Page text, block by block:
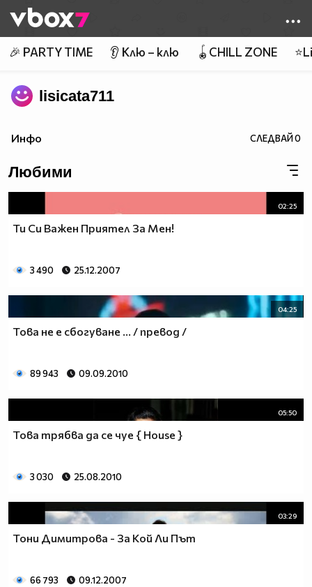
👾
🎉 PARTY TIME 👂 Клю – клю 🪀CHILL ZONE
lisicata711
Инфо СЛЕДВАЙ0
Любими
02:25
Ти Си Важен Приятел За Мен!
3 490 25.12.2007
04:25
Това не е сбогуване ... / превод /
89 943 09.09.2010
05:50
Това трябва да се чуе { House }
3 030 25.08.2010
03:29
Тони Димитрова - За Кой Ли Път
66 793 09.12.2007